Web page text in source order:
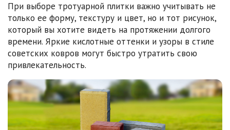
При выборе тротуарной плитки важно учитывать не
только ее форму, текстуру и цвет, но и тот рисунок,
который вы хотите видеть на протяжении долгого
времени. Яркие кислотные оттенки и узоры в стиле
советских ковров могут быстро утратить свою
привлекательность.